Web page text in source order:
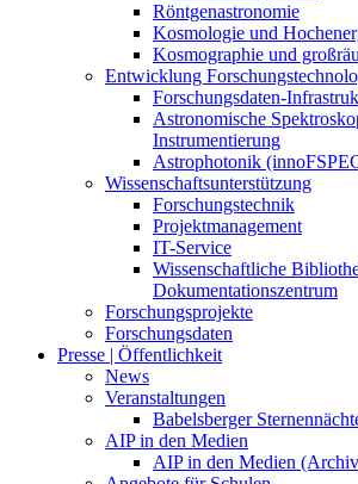
Röntgenastronomie
Kosmologie und
Kosmographie und
Entwicklung
Forschungsdaten-
Astronomische
Instrumentierung
Astrophotonik
Wissenschaftsunterstützung
Forschungstechnik
Projektmanagement
IT-Service
Wissenschaftliche
Dokumentationszentrum
Forschungsprojekte
Forschungsdaten
Presse | Öffentlichkeit
News
Veranstaltungen
Babelsberger
AIP in den Medien
AIP in den Medien